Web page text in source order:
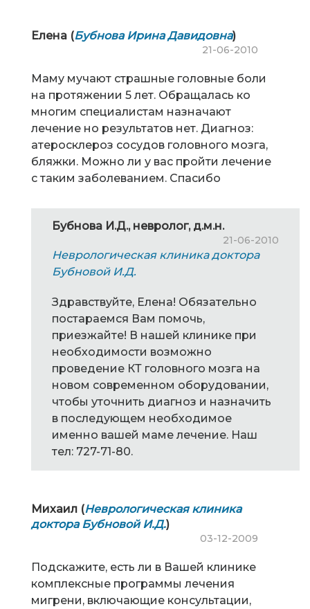
Елена (Бубнова Ирина Давидовна)
21-06-2010
Маму мучают страшные головные боли
на протяжении 5 лет. Обращалась ко
многим специалистам назначают
лечение но результатов нет. Диагноз:
атеросклероз сосудов головного мозга,
бляжки. Можно ли у вас пройти лечение
с таким заболеванием. Спасибо
Бубнова И.Д., невролог, д.м.н.
21-06-2010
Неврологическая клиника доктора
Бубновой И.Д.
Здравствуйте, Елена! Обязательно
постараемся Вам помочь,
приезжайте! В нашей клинике при
необходимости возможно
проведение КТ головного мозга на
новом современном оборудовании,
чтобы уточнить диагноз и назначить
в последующем необходимое
именно вашей маме лечение. Наш
тел: 727-71-80.
Михаил (Неврологическая клиника
доктора Бубновой И.Д.)
03-12-2009
Подскажите, есть ли в Вашей клинике
комплексные программы лечения
мигрени, включающие консультации,